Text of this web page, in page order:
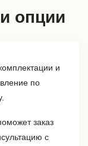
опции
и
по
заказ
с